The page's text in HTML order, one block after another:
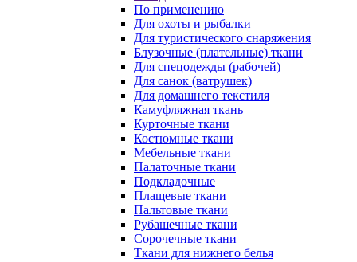
По применению
Для охоты и рыбалки
Для туристического снаряжения
Блузочные (плательные) ткани
Для спецодежды (рабочей)
Для санок (ватрушек)
Для домашнего текстиля
Камуфляжная ткань
Курточные ткани
Костюмные ткани
Мебельные ткани
Палаточные ткани
Подкладочные
Плащевые ткани
Пальтовые ткани
Рубашечные ткани
Сорочечные ткани
Ткани для нижнего белья